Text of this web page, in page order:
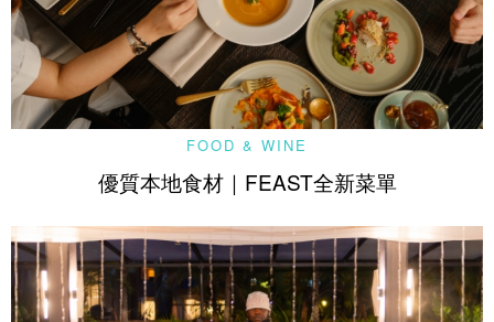
FOOD & WINE
優質本地食材｜FEAST全新菜單